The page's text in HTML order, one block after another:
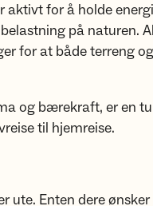
aktivt for å holde
på naturen.
for at både terreng
og bærekraft, er en
til hjemreise.
ute. Enten dere